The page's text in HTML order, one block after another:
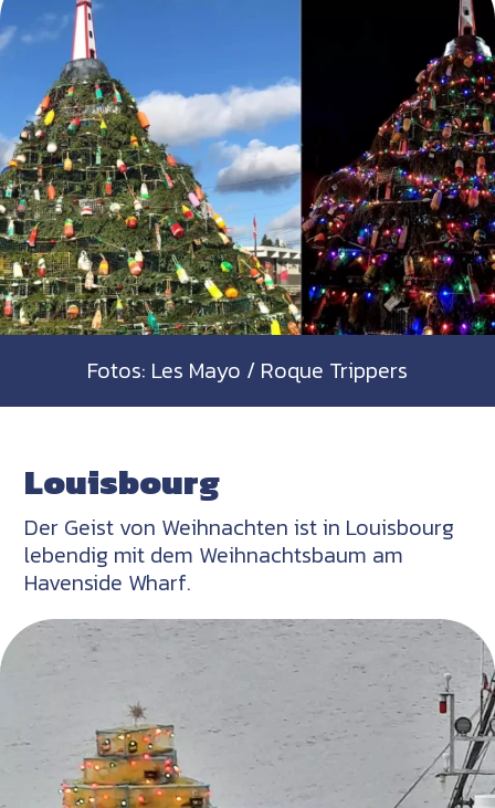
Fotos: Les Mayo / Roque Trippers
Louisbourg
Der Geist von Weihnachten ist in Louisbourg
lebendig mit dem Weihnachtsbaum am
Havenside Wharf.